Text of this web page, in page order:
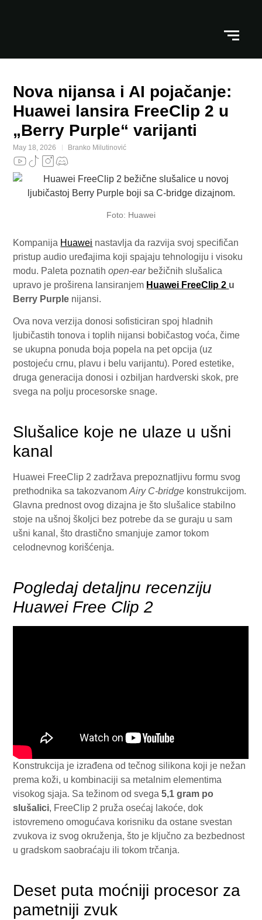
Nova nijansa i AI pojačanje:
Huawei lansira FreeClip 2 u
„Berry Purple“ varijanti
May 18, 2026 Branko Milutinović
Foto: Huawei
Kompanija Huawei nastavlja da razvija svoj specifičan
pristup audio uređajima koji spajaju tehnologiju i visoku
modu. Paleta poznatihopen-earbežičnih slušalica
upravo je proširena lansiranjem Huawei FreeClip 2 u
Berry Purple nijansi.
Ova nova verzija donosi sofisticiran spoj hladnih
ljubičastih tonova i toplih nijansi bobičastog voća, čime
se ukupna ponuda boja popela na pet opcija (uz
postojeću crnu, plavu i belu varijantu). Pored estetike,
druga generacija donosi i ozbiljan hardverski skok, pre
svega na polju procesorske snage.
Slušalice koje ne ulaze u ušni
kanal
Huawei FreeClip 2 zadržava prepoznatljivu formu svog
prethodnika sa takozvanomAiry C-bridge konstrukcijom.
Glavna prednost ovog dizajna je što slušalice stabilno
stoje na ušnoj školjci bez potrebe da se guraju u sam
ušni kanal, što drastično smanjuje zamor tokom
celodnevnog korišćenja.
Pogledaj detaljnu recenziju
Huawei Free Clip 2
Konstrukcija je izrađena od tečnog silikona koji je nežan
prema koži, u kombinaciji sa metalnim elementima
visokog sjaja. Sa težinom od svega5,1 gram po
slušalici, FreeClip 2 pruža osećaj lakoće, dok
istovremeno omogućava korisniku da ostane svestan
zvukova iz svog okruženja, što je ključno za bezbednost
u gradskom saobraćaju ili tokom trčanja.
Deset puta moćniji procesor za
pametniji zvuk